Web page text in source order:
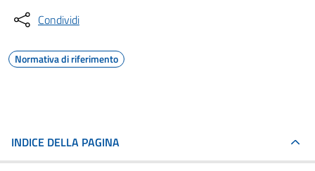
Condividi
Normativa di riferimento
INDICE DELLA PAGINA